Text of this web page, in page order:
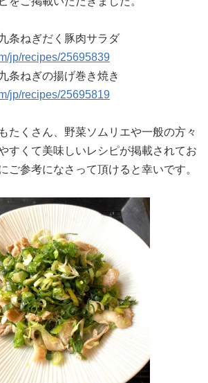
条ねぎだく豚肉サラダ
jp/recipes/25695839
条ねぎの揚げ巻き焼き
jp/recipes/25695819
たくさん、野菜ソムリエや一般の方々
すくて美味しいレシピが掲載されてお
ご参考になさって頂けると幸いです。